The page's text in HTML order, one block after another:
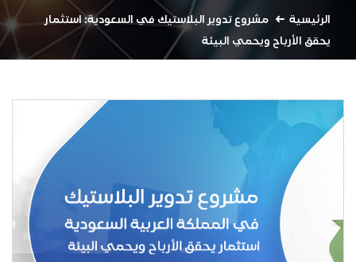
الرئيسية
مشروع تدوير البلاستيك في السعودية: استثمار
يحقق الأرباح ويحمي البيئة